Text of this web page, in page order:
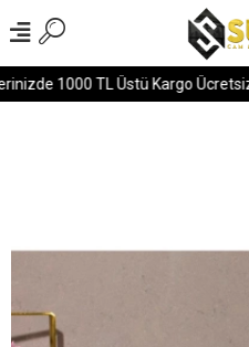
1000 TL Üstü Kargo Ücretsiz!